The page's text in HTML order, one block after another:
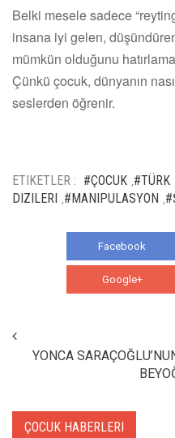
Belki mesele sadece
insana iyi gelen,
mümkün olduğunu
Çünkü çocuk, dünyanın
seslerden öğrenir.
ETIKETLER : #ÇOCUK #TÜRK
DIZILERI #MANIPULASYON
Facebook
Google+
YONCA
ÇOCUK HABERLERI